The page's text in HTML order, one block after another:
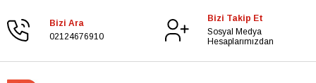
Bizi Ara
02124676910
Bizi Takip Et
Sosyal Medya
Hesaplarımızdan